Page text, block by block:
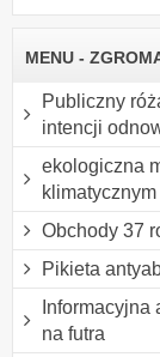
MENU -
Publiczny
intencji
ekologiczna
klimatycznym
Obchody 37
Pikieta
na futra